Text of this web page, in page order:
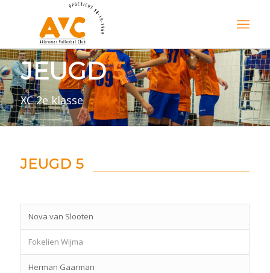
JEUGD5
XC 2e klasse
JEUGD 5
Nova van Slooten
Fokelien Wijma
Herman Gaarman